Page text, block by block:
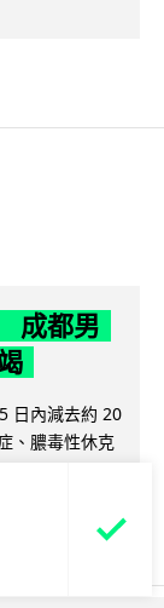
成都男
日內減去約 20
、膿毒性休克